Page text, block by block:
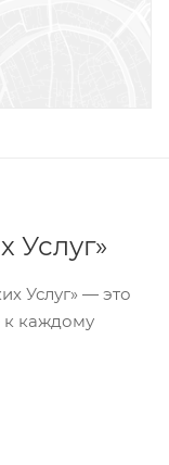
Услуг» — это
к каждому
Услуг»